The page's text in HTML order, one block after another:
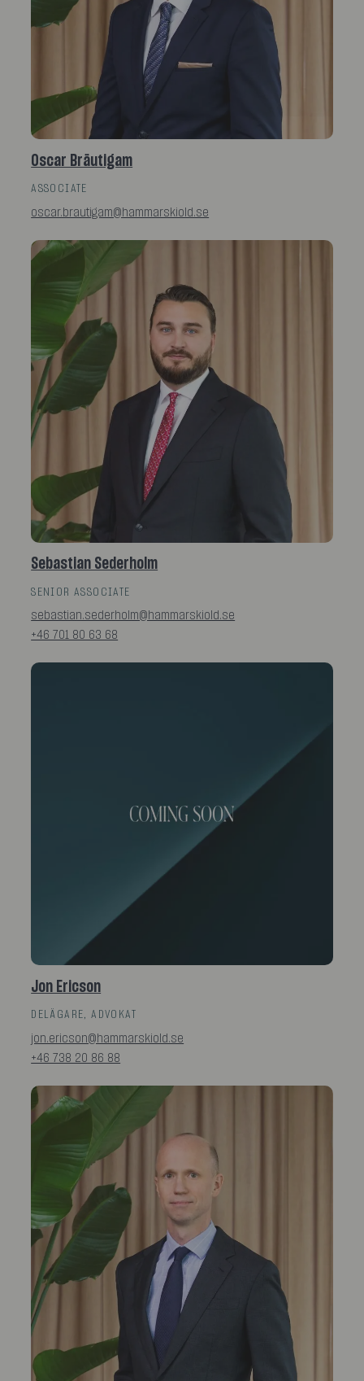
Oscar Bräutigam
ASSOCIATE
oscar.brautigam@hammarskiold.se
Sebastian Sederholm
SENIOR ASSOCIATE
sebastian.sederholm@hammarskiold.se
+46 701 80 63 68
Jon Ericson
DELÄGARE, ADVOKAT
jon.ericson@hammarskiold.se
+46 738 20 86 88